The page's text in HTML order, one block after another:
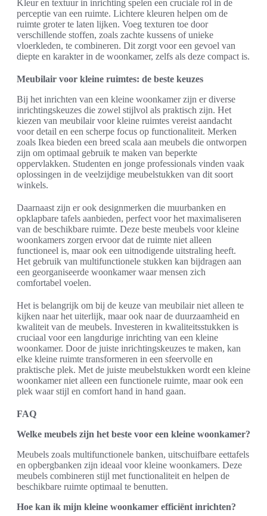
Kleur en textuur in inrichting spelen een cruciale rol in de
perceptie van een ruimte. Lichtere kleuren helpen om de
ruimte groter te laten lijken. Voeg texturen toe door
verschillende stoffen, zoals zachte kussens of unieke
vloerkleden, te combineren. Dit zorgt voor een gevoel van
diepte en karakter in de woonkamer, zelfs als deze compact is.
Meubilair voor kleine ruimtes: de beste keuzes
Bij het inrichten van een kleine woonkamer zijn er diverse
inrichtingskeuzes die zowel stijlvol als praktisch zijn. Het
kiezen van meubilair voor kleine ruimtes vereist aandacht
voor detail en een scherpe focus op functionaliteit. Merken
zoals Ikea bieden een breed scala aan meubels die ontworpen
zijn om optimaal gebruik te maken van beperkte
oppervlakken. Studenten en jonge professionals vinden vaak
oplossingen in de veelzijdige meubelstukken van dit soort
winkels.
Daarnaast zijn er ook designmerken die muurbanken en
opklapbare tafels aanbieden, perfect voor het maximaliseren
van de beschikbare ruimte. Deze beste meubels voor kleine
woonkamers zorgen ervoor dat de ruimte niet alleen
functioneel is, maar ook een uitnodigende uitstraling heeft.
Het gebruik van multifunctionele stukken kan bijdragen aan
een georganiseerde woonkamer waar mensen zich
comfortabel voelen.
Het is belangrijk om bij de keuze van meubilair niet alleen te
kijken naar het uiterlijk, maar ook naar de duurzaamheid en
kwaliteit van de meubels. Investeren in kwaliteitsstukken is
cruciaal voor een langdurige inrichting van een kleine
woonkamer. Door de juiste inrichtingskeuzes te maken, kan
elke kleine ruimte transformeren in een sfeervolle en
praktische plek. Met de juiste meubelstukken wordt een kleine
woonkamer niet alleen een functionele ruimte, maar ook een
plek waar stijl en comfort hand in hand gaan.
FAQ
Welke meubels zijn het beste voor een kleine woonkamer?
Meubels zoals multifunctionele banken, uitschuifbare eettafels
en opbergbanken zijn ideaal voor kleine woonkamers. Deze
meubels combineren stijl met functionaliteit en helpen de
beschikbare ruimte optimaal te benutten.
Hoe kan ik mijn kleine woonkamer efficiënt inrichten?